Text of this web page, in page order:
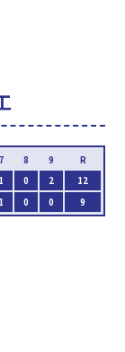
1 0 2
12
1 0 0 9